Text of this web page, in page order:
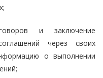
и заключение
через своих
о выполнении